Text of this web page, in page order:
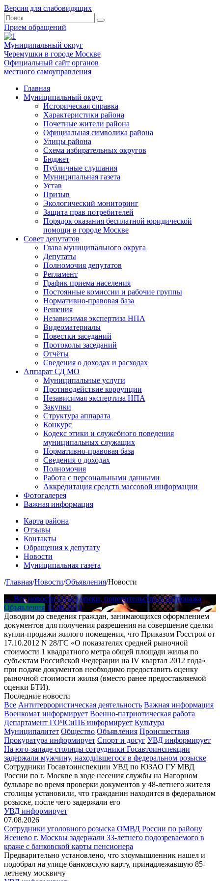
Версия для слабовидящих
Прием обращений
Муниципальный округ
Черемушки в городе Москве
Официальный сайт органов
местного самоуправления
Главная
Муниципальный округ
Историческая справка
Характеристики района
Почетные жители района
Официальная символика района
Улицы района
Схема избирательных округов
Бюджет
Публичные слушания
Муниципальная газета
Устав
Призыв
Экологический мониторинг
Защита прав потребителей
Порядок оказания бесплатной юридической
помощи в городе Москве
Совет депутатов
Глава муниципального округа
Депутаты
Полномочия депутатов
Регламент
График приема населения
Постоянные комиссии и рабочие группы
Нормативно-правовая база
Решения
Независимая экспертиза НПА
Видеоматериалы
Повестки заседаний
Протоколы заседаний
Отчёты
Сведения о доходах и расходах
Аппарат СД МО
Муниципальные услуги
Противодействие коррупции
Независимая экспертиза НПА
Закупки
Структура аппарата
Конкурс
Кодекс этики и служебного поведения
муниципальных служащих
Нормативно-правовая база
Сведения о доходах
Полномочия
Работа с персональными данными
Аккредитация средств массовой информации
Фотогалерея
Важная информация
Карта района
Отзывы
Контакты
Обращения к депутату
Новости
Муниципальная газета
/Главная/Новости/Объявления/Новости
← Все новостиОтдел опеки, попечительства и патронажа
Объявления 12.08.2013
Доводим до сведения граждан, занимающихся оформлением
документов для получения разрешения на совершение сделки
купли-продажи жилого помещения, что Приказом Госстроя от
17.10.2012 N 28/ГС «О показателях средней рыночной
стоимости 1 квадратного метра общей площади жилья по
субъектам Российской Федерации на IV квартал 2012 года»
при подаче документов необходимо предоставить оценку
рыночной стоимости жилья (вместо ранее предоставляемой
оценки БТИ).
Последние новости
Все Антитеррористическая деятельность Важная информация
Военкомат информирует Военно-патриотическая работа
Департамент ГОЧСиПБ информирует Культура
Муниципалитет Общество Объявления Происшествия
Прокуратура информирует Спорт и досуг УВД информирует
На юго-западе столицы сотрудники Госавтоинспекции
задержали мужчину, находившегося в федеральном розыске
Сотрудники Госавтоинспекции УВД по ЮЗАО ГУ МВД
России по г. Москве в ходе несения службы на Нагорном
бульваре во время проверки документов у 48-летнего жителя
столицы установили, что гражданин находится в федеральном
розыске, после чего задержали его
УВД информирует
07.08.2026
Сотрудники уголовного розыска ОМВД России по району
Ясенево г. Москвы задержали 33-летнего подозреваемого в
краже с банковской карты пенсионера
Предварительно установлено, что злоумышленник нашел и
подобрал на улице банковскую карту, принадлежавшую 85-
летнему москвичу